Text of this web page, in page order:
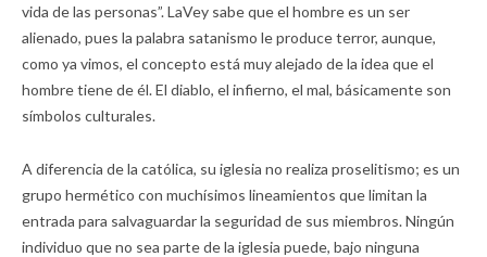
vida de las personas”. LaVey sabe que el hombre es un ser
alienado, pues la palabra satanismo le produce terror, aunque,
como ya vimos, el concepto está muy alejado de la idea que el
hombre tiene de él. El diablo, el infierno, el mal, básicamente son
símbolos culturales.
A diferencia de la católica, su iglesia no realiza proselitismo; es un
grupo hermético con muchísimos lineamientos que limitan la
entrada para salvaguardar la seguridad de sus miembros. Ningún
individuo que no sea parte de la iglesia puede, bajo ninguna